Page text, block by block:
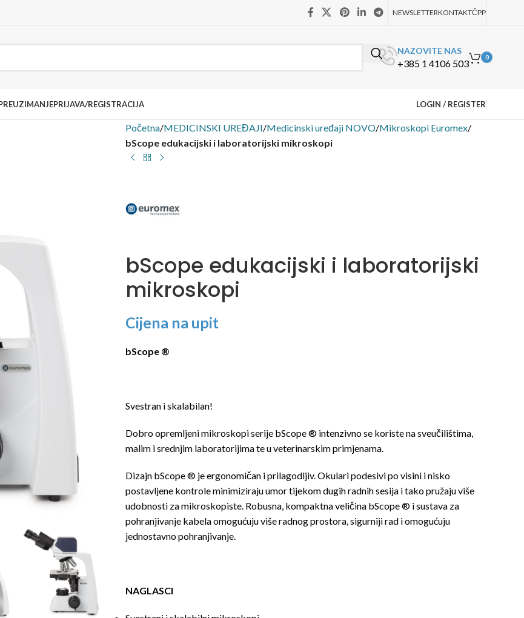
NEWSLETTERKONTAKTČPP
NAZOVITE NAS
+385 1 4106 503
0
PRIJAVA/REGISTRACIJA LOGIN / REGISTER
Početna/MEDICINSKI UREĐAJI/Medicinski uređaji NOVO/Mikroskopi Euromex/
bScope edukacijski i laboratorijski mikroskopi
bScope edukacijski i laboratorijski
mikroskopi
Cijena na upit
bScope ®
Svestran i skalabilan!
Dobro opremljeni mikroskopi serije bScope ® intenzivno se koriste na sveučilištima,
malim i srednjim laboratorijima te u veterinarskim primjenama.
Dizajn bScope ® je ergonomičan i prilagodljiv. Okulari podesivi po visini i nisko
postavljene kontrole minimiziraju umor tijekom dugih radnih sesija i tako pružaju više
udobnosti za mikroskopiste. Robusna, kompaktna veličina bScope ® i sustava za
pohranjivanje kabela omogućuju više radnog prostora, sigurniji rad i omogućuju
jednostavno pohranjivanje.
NAGLASCI